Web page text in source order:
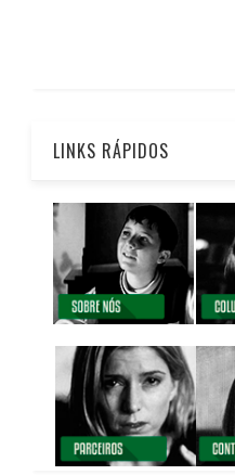
LINKS RÁPIDOS